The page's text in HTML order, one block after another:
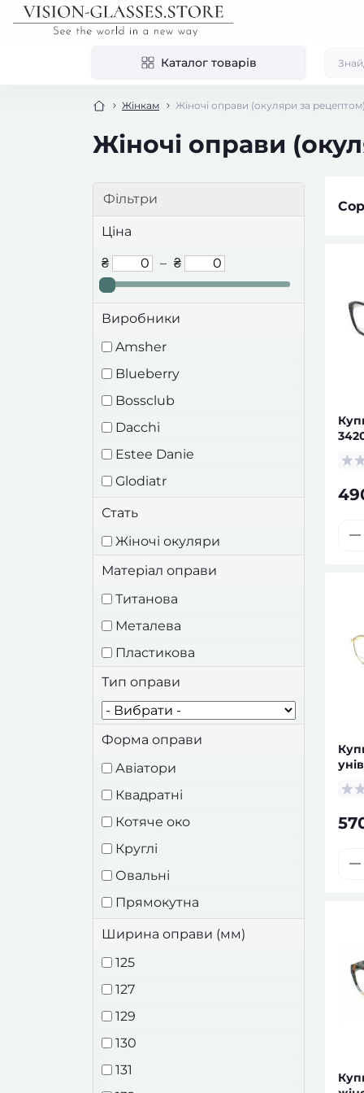
Каталог товарів
Жінкам Жіночі оправи (окуляри за рецептом)
Жіночі оправи
Фільтри
Ціна
₴ – ₴
Виробники
Amsher
Blueberry
Bossclub
Dacchi
Estee Danie
Glodiatr
Mariarti
Mien
Nikitana
Стать
Жіночі окуляри
Матеріал оправи
Титанова
Металева
Пластикова
Тип оправи
Форма оправи
Авіатори
Квадратні
Котяче око
Круглі
Овальні
Прямокутна
Шестикутні
Ширина оправи (мм)
125
127
129
130
131